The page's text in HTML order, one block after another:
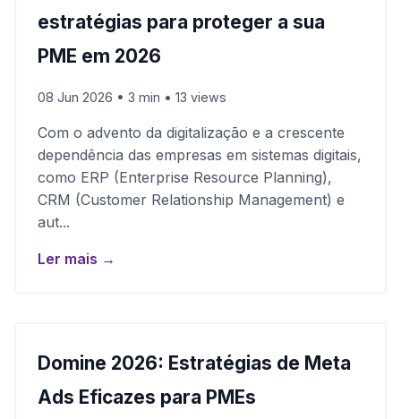
estratégias para proteger a sua
PME em 2026
08 Jun 2026 • 3 min • 13 views
Com o advento da digitalização e a crescente
dependência das empresas em sistemas digitais,
como ERP (Enterprise Resource Planning),
CRM (Customer Relationship Management) e
aut...
Ler mais →
Domine 2026: Estratégias de Meta
Ads Eficazes para PMEs